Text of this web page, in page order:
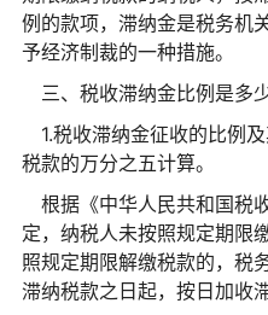
例的款项，滞纳金是税务机
予经济制裁的一种措施。
三、税收滞纳金比例是多
1.税收滞纳金征收的比例
税款的万分之五计算。
根据《中华人民共和国税
定，纳税人未按照规定期限
照规定期限解缴税款的，税
滞纳税款之日起，按日加收